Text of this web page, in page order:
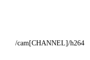
/cam[CHANNEL]/h264